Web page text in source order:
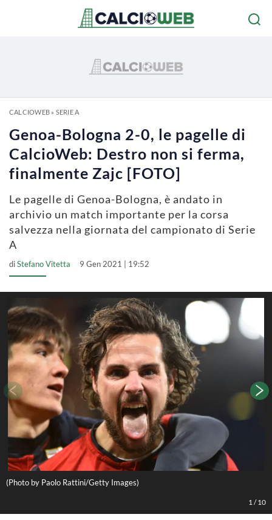
CALCIOWEB» SERIE A
Genoa-Bologna 2-0, le pagelle di
CalcioWeb: Destro non si ferma,
finalmente Zajc [FOTO]
Le pagelle di Genoa-Bologna, è andato in
archivio un match importante per la corsa
salvezza nella giornata del campionato di Serie
A
diStefano Vitetta 9 Gen 2021 | 19:52
(Photo by Paolo Rattini/Getty Images)
1 /10